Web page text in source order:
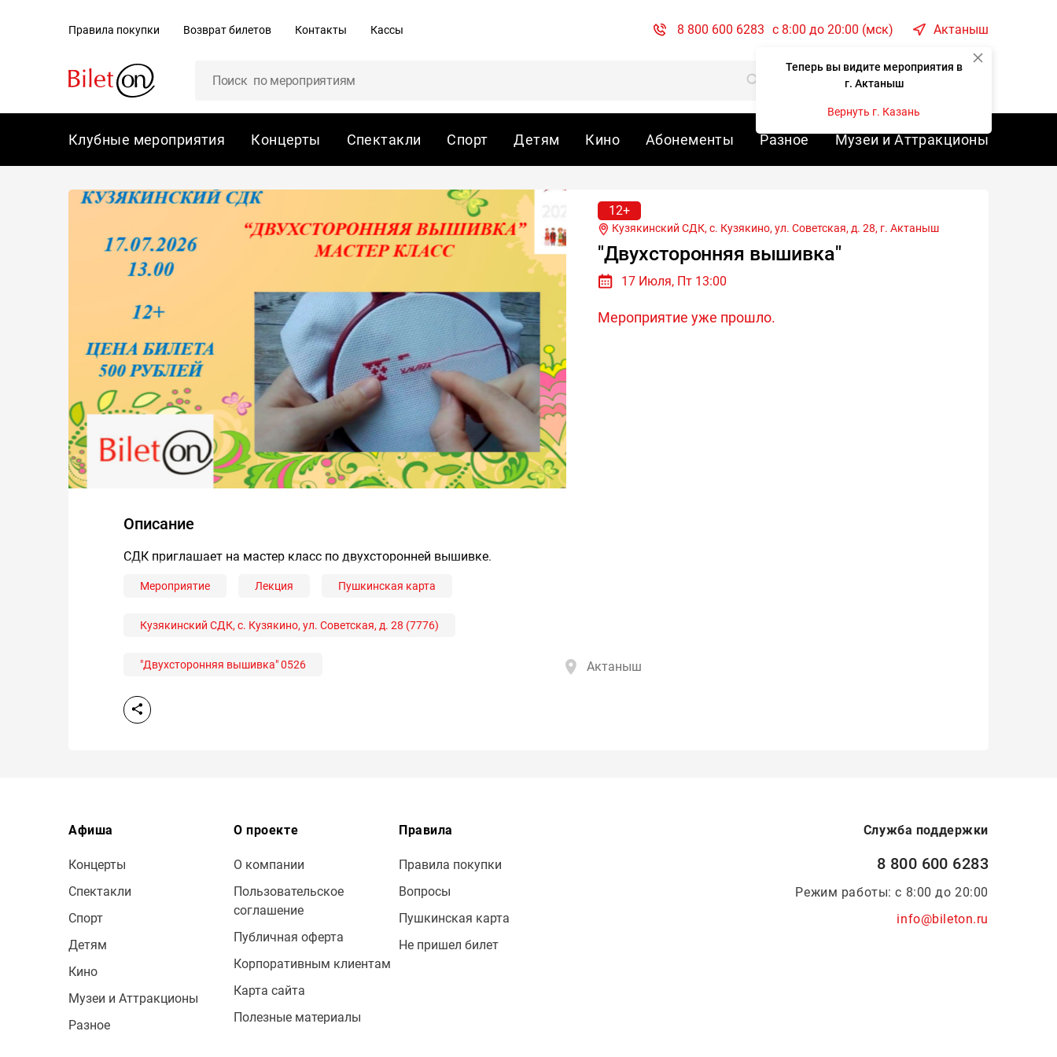
Правила покупки Возврат билетов Контакты Кассы 8 800 600 6283 c 8:00 до 20:00 (мск) Актаныш
Теперь вы видите мероприятия в
г. Актаныш
Вернуть г. Казань
Корзина
Клубные мероприятия Концерты Спектакли Спорт Детям Кино Абонементы Разное Музеи и Аттракционы
12+
Кузякинский СДК, с. Кузякино, ул. Советская, д. 28, г. Актаныш
"Двухсторонняя вышивка"
17 Июля, Пт 13:00
Мероприятие уже прошло.
Описание
СДК приглашает на мастер класс по двухсторонней вышивке.
Мероприятие Лекция Пушкинская карта
Кузякинский СДК, с. Кузякино, ул. Советская, д. 28 (7776)
"Двухсторонняя вышивка" 0526 Актаныш
Афиша
Концерты
Спектакли
Спорт
Детям
Кино
Музеи и Аттракционы
Разное
О проекте
О компании
Пользовательское
соглашение
Публичная оферта
Корпоративным клиентам
Карта сайта
Полезные материалы
Правила
Правила покупки
Вопросы
Пушкинская карта
Не пришел билет
Служба поддержки
8 800 600 6283
Режим работы: с 8:00 до 20:00
info@bileton.ru